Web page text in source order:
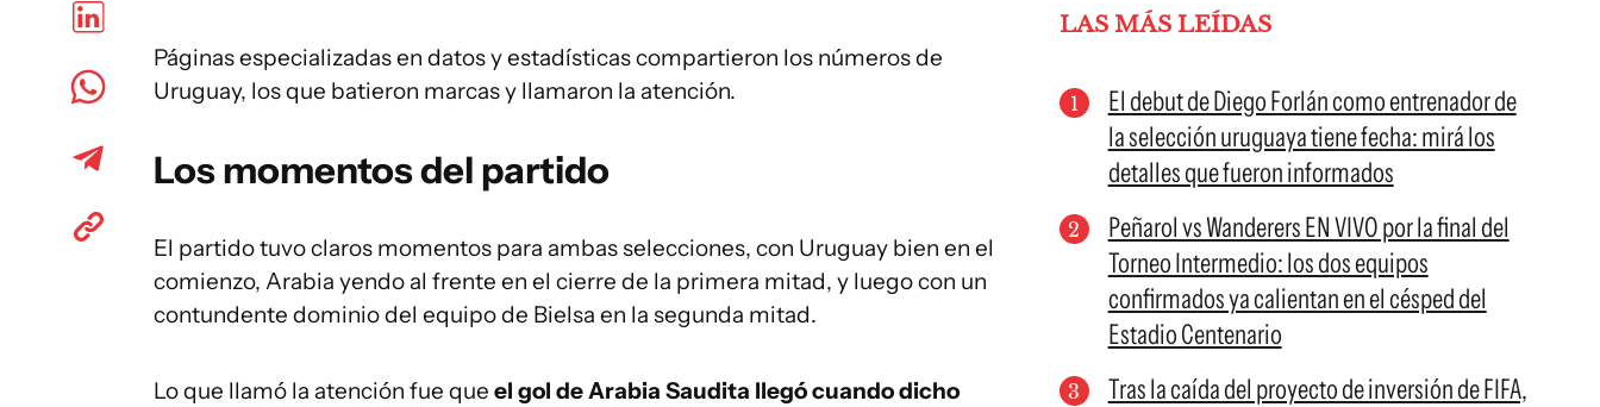
Páginas especializadas en datos y estadísticas compartieron los números de
Uruguay, los que batieron marcas y llamaron la atención.
Los momentos del partido
El partido tuvo claros momentos para ambas selecciones, con Uruguay bien en el
comienzo, Arabia yendo al frente en el cierre de la primera mitad, y luego con un
contundente dominio del equipo de Bielsa en la segunda mitad.
Lo que llamó la atención fue que el gol de Arabia Saudita llegó cuando dicho
LAS MÁS LEÍDAS
El debut de Diego Forlán como entrenador de
la selección uruguaya tiene fecha: mirá los
detalles que fueron informados
Peñarol vs Wanderers EN VIVO por la final del
Torneo Intermedio: los dos equipos
confirmados ya calientan en el césped del
Estadio Centenario
Tras la caída del proyecto de inversión de FIFA,